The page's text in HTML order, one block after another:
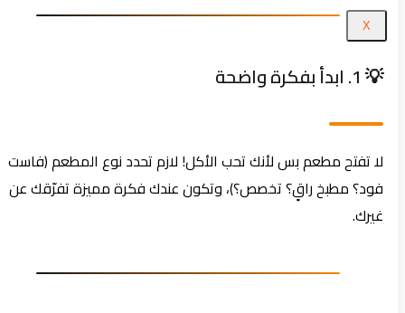
💡 1. ابدأ بفكرة واضحة
لا تفتح مطعم بس لأنك تحب الأكل! لازم تحدد نوع المطعم (فاست
فود؟ مطبخ راقٍ؟ تخصص؟)، وتكون عندك فكرة مميزة تفرّقك عن
غيرك.